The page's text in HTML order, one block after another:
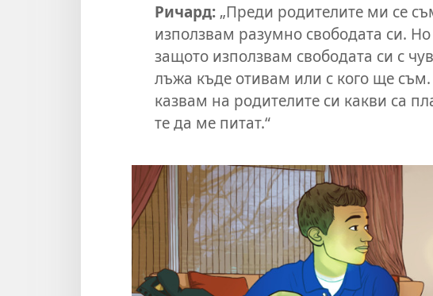
Ричард:„Преди родителите ми се
използвам разумно свободата си.
защото използвам свободата си с
лъжа къде отивам или с кого ще
казвам на родителите си какви са
те да ме питат.“